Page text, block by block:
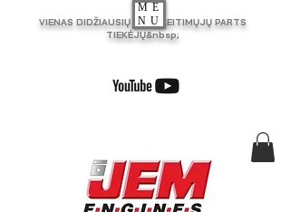
VIENAS DIDŽIAUSIŲ JK PAKEITIMŲJŲ PARTS
TIEKĖJŲ&nbsp;
ME
NU